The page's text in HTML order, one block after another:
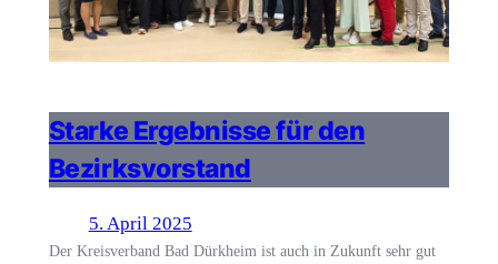
Starke Ergebnisse für den
Bezirksvorstand
5. April 2025
Der Kreisverband Bad Dürkheim ist auch in Zukunft sehr gut